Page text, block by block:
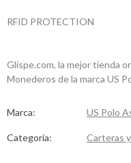
RFID PROTECTION
Glispe.com, la mejor tienda
Monederos de la marca US
Marca: US Polo
Categoría: Carteras